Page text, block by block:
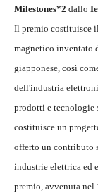
Milestones*2 dallo
Il premio costituisce
magnetico inventato
giapponese, così
dell'industria
prodotti e tecnologie
costituisce un
offerto un contributo
industrie elettrica ed
premio, avvenuta